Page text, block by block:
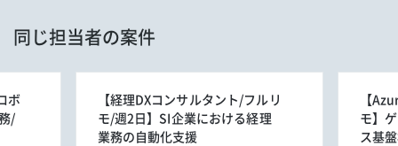
同じ担当者の案件
ボ
/
【経理DXコンサルタント/フルリ
モ/週2日】SI企業における経理
業務の自動化支援
【
モ】
ス基